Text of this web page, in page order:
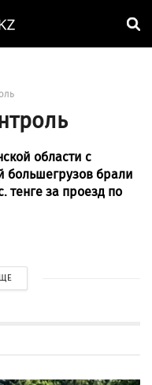
области с
большегрузов брали
тенге за проезд по